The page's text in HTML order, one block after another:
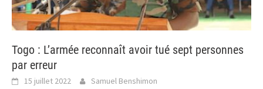
Togo : L’armée reconnaît avoir tué sept personnes
par erreur
15 juillet 2022 Samuel Benshimon